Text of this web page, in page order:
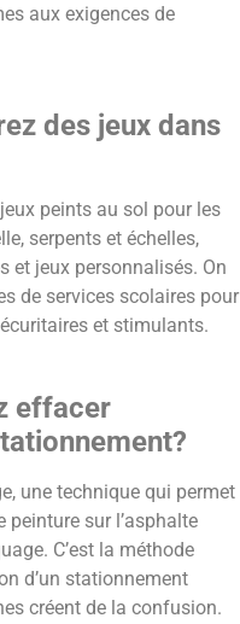
aux exigences de
des jeux dans
peints au sol pour les
serpents et échelles,
et jeux personnalisés. On
de services scolaires pour
et stimulants.
effacer
une technique qui permet
peinture sur l’asphalte
C’est la méthode
d’un stationnement
créent de la confusion.